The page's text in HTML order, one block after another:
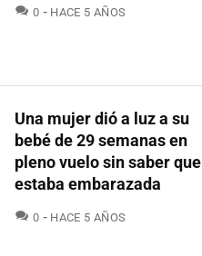
0 COMENTARIOS
HACE 5 AÑOS
Una mujer dió a luz a su
bebé de 29 semanas en
pleno vuelo sin saber que
estaba embarazada
0 COMENTARIOS
HACE 5 AÑOS